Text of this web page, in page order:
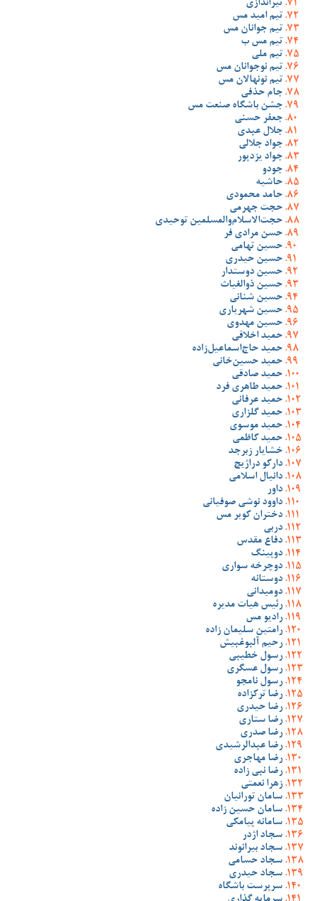
تیراندازی
تیم امید مس
تیم جوانان مس
تیم مس ب
تیم ملی
تیم نوجوانان مس
تیم نونهالان مس
جام حذفی
جشن باشگاه صنعت مس
جعفر حسنی
جلال عبدی
جواد جلالی
جواد یزدپور
جودو
حاشیه
حامد محمودی
حجت جهرمی
حجت‌الاسلام‌والمسلمین توحیدی
حسن مرادی فر
حسین تهامی
حسین حیدری
حسین دوستدار
حسین ذوالغیاث
حسین شنانی
حسین شهریاری
حسین مهدوی
حمید اخلاقی
حمید حاج‌اسماعیل‌زاده
حمید حسین‌خانی
حمید صادقی
حمید طاهری فرد
حمید عرفانی
حمید گلزاری
حمید موسوی
حمید کاظمی
خشایار زبرجد
دارکو دراژیچ
دانیال اسلامی
داور
داوود نوشی صوفیانی
دختران کویر مس
دربی
دفاع مقدس
دوپینگ
دوچرخه سواری
دوستانه
دومیدانی
رئیس هیات مدیره
رادیو مس
رامتین سلیمان زاده
رحیم آلبوغبیش
رسول خطیبی
رسول عسگری
رسول نامجو
رضا ترکزاده
رضا حیدری
رضا ستاری
رضا صدری
رضا عبدالرشیدی
رضا مهاجری
رضا نبی زاده
زهرا نعمتی
سامان تورانیان
سامان حسین زاده
سامانه پیامکی
سجاد اژدر
سجاد بیرانوند
سجاد حسامی
سجاد حیدری
سرپرست باشگاه